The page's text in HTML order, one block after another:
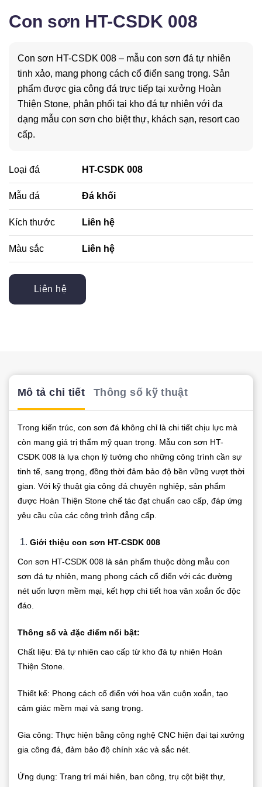
Con sơn HT-CSDK 008
Con sơn HT-CSDK 008 – mẫu con sơn đá tự nhiên
tinh xảo, mang phong cách cổ điển sang trọng. Sản
phẩm được gia công đá trực tiếp tại xưởng Hoàn
Thiện Stone, phân phối tại kho đá tự nhiên với đa
dạng mẫu con sơn cho biệt thự, khách sạn, resort cao
cấp.
Loại đá HT-CSDK 008
Mẫu đá Đá khối
Kích thước Liên hệ
Màu sắc Liên hệ
Liên hệ
Mô tả chi tiết Thông số kỹ thuật
Trong kiến trúc, con sơn đá không chỉ là chi tiết chịu lực mà
còn mang giá trị thẩm mỹ quan trọng. Mẫu con sơn HT-
CSDK 008 là lựa chọn lý tưởng cho những công trình cần sự
tinh tế, sang trọng, đồng thời đảm bảo độ bền vững vượt thời
gian. Với kỹ thuật gia công đá chuyên nghiệp, sản phẩm
được Hoàn Thiện Stone chế tác đạt chuẩn cao cấp, đáp ứng
yêu cầu của các công trình đẳng cấp.
Giới thiệu con sơn HT-CSDK 008
Con sơn HT-CSDK 008 là sản phẩm thuộc dòng mẫu con
sơn đá tự nhiên, mang phong cách cổ điển với các đường
nét uốn lượn mềm mại, kết hợp chi tiết hoa văn xoắn ốc độc
đáo.
Thông số và đặc điểm nổi bật:
Chất liệu: Đá tự nhiên cao cấp từ kho đá tự nhiên Hoàn
Thiện Stone.
Thiết kế: Phong cách cổ điển với hoa văn cuộn xoắn, tạo
cảm giác mềm mại và sang trọng.
Gia công: Thực hiện bằng công nghệ CNC hiện đại tại xưởng
gia công đá, đảm bảo độ chính xác và sắc nét.
Ứng dụng: Trang trí mái hiên, ban công, trụ cột biệt thự,